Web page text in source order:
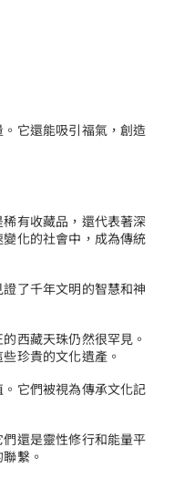
它還能吸引福氣，創造
有收藏品，還代表著深
化的社會中，成為傳統
了千年文明的智慧和神
西藏天珠仍然很罕見。
珍貴的文化遺產。
它們被視為傳承文化記
還是靈性修行和能量平
繫。